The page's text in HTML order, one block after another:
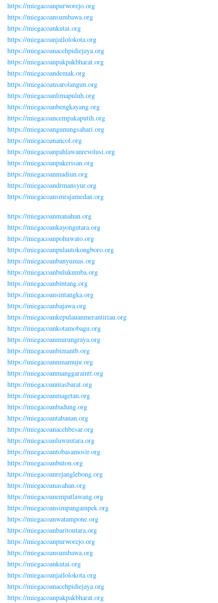
https://miegacoanpurworejo.org
https://miegacoansumbawa.org
https://miegacoankutai.org
https://miegacoanjailolokota.org
https://miegacoanacehpidiejaya.org
https://miegacoanpakpakbharat.org
https://miegacoandemak.org
https://miegacoansarolangun.org
https://miegacoanlimapuluh.org
https://miegacoanbengkayang.org
https://miegacoancempakaputih.org
https://miegacoangunungsahari.org
https://miegacoanancol.org
https://miegacoanpahlawanrevolusi.org
https://miegacoanpakerisan.org
https://miegacoanmadiun.org
https://miegacoandrmansyur.org
https://miegacoansmrajamedan.org
https://miegacoanmanahan.org
https://miegacoankayongutara.org
https://miegacoanpohuwato.org
https://miegacoanpulautokongboro.org
https://miegacoanbanyumas.org
https://miegacoanbulukumba.org
https://miegacoanbintang.org
https://miegacoansintangka.org
https://miegacoanbajawa.org
https://miegacoankepulauanmerantiriau.org
https://miegacoankotamobagu.org
https://miegacoanmurungraya.org
https://miegacoanbimantb.org
https://miegacoannmamuju.org
https://miegacoanmanggaraintt.org
https://miegacoanniasbarat.org
https://miegacoanmagetan.org
https://miegacoanbadung.org
https://miegacoantabanan.org
https://miegacoanacehbesar.org
https://miegacoanluwuutara.org
https://miegacoantobasamosir.org
https://miegacoanbuton.org
https://miegacoanrejanglebong.org
https://miegacoanasahan.org
https://miegacoanempatlawang.org
https://miegacoansimpangampek.org
https://miegacoanwatampone.org
https://miegacoanbaritoutara.org
https://miegacoanpurworejo.org
https://miegacoansumbawa.org
https://miegacoankutai.org
https://miegacoanjailolokota.org
https://miegacoanacehpidiejaya.org
https://miegacoanpakpakbharat.org